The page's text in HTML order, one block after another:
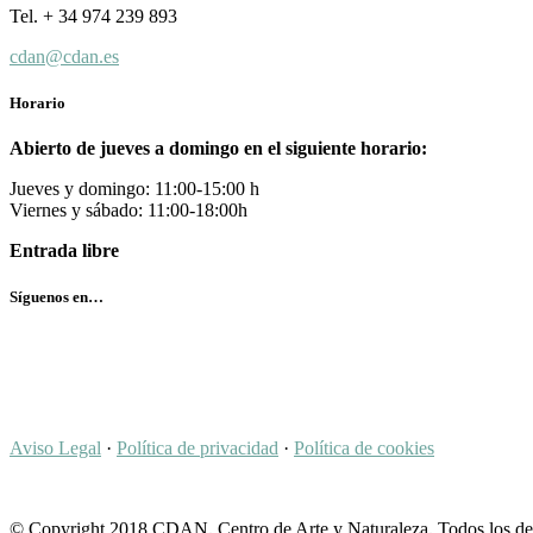
Tel. + 34 974 239 893
cdan@cdan.es
Horario
Abierto de jueves a domingo en el siguiente horario:
Jueves y domingo: 11:00-15:00 h
Viernes y sábado: 11:00-18:00h
Entrada libre
Síguenos en…
Aviso Legal · Política de privacidad · Política de cookies
© Copyright 2018 CDAN, Centro de Arte y Naturaleza. Todos los